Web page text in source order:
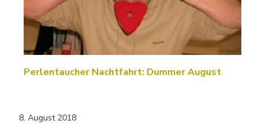
Perlentaucher Nachtfahrt: Dummer August
8. August 2018